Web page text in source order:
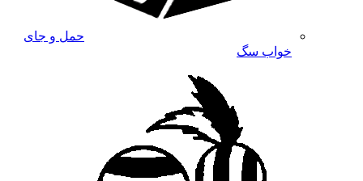
حمل و جای
خواب سگ